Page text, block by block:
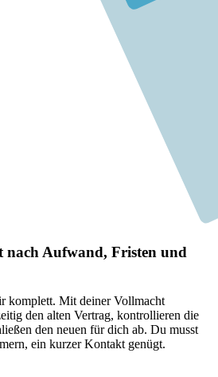
nach Aufwand, Fristen und
komplett. Mit deiner Vollmacht
den alten Vertrag, kontrollieren die
den neuen für dich ab. Du musst
ein kurzer Kontakt genügt.